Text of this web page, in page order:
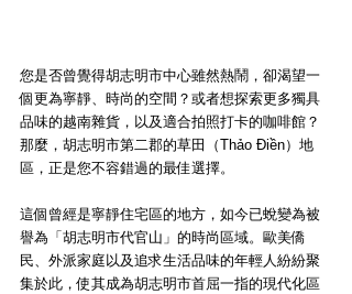
您是否曾覺得胡志明市中心雖然熱鬧，卻渴望一
個更為寧靜、時尚的空間？或者想探索更多獨具
品味的越南雜貨，以及適合拍照打卡的咖啡館？
那麼，胡志明市第二郡的草田（Thảo Điền）地
區，正是您不容錯過的最佳選擇。
這個曾經是寧靜住宅區的地方，如今已蛻變為被
譽為「胡志明市代官山」的時尚區域。歐美僑
民、外派家庭以及追求生活品味的年輕人紛紛聚
集於此，使其成為胡志明市首屈一指的現代化區